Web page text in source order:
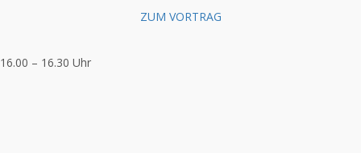
ZUM VORTRAG
16.00 – 16.30 Uhr